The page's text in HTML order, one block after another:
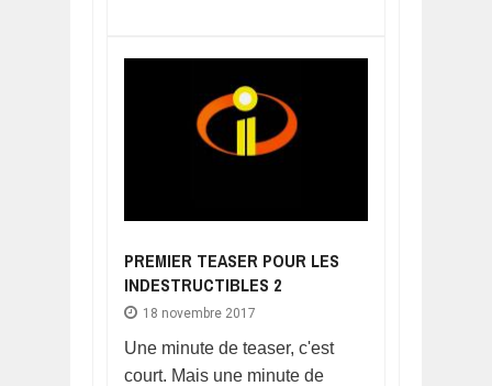
PREMIER TEASER POUR LES
INDESTRUCTIBLES 2
18 novembre 2017
Une minute de teaser, c'est
court. Mais une minute de